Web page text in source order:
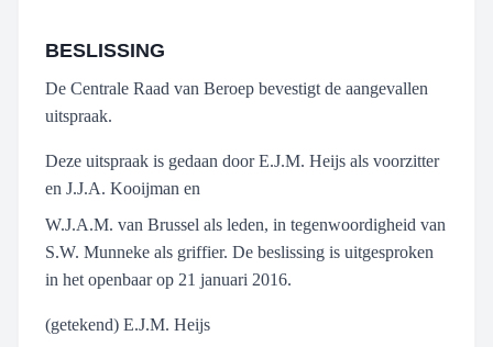
BESLISSING
De Centrale Raad van Beroep bevestigt de aangevallen
uitspraak.
Deze uitspraak is gedaan door E.J.M. Heijs als voorzitter
en J.J.A. Kooijman en
W.J.A.M. van Brussel als leden, in tegenwoordigheid van
S.W. Munneke als griffier. De beslissing is uitgesproken
in het openbaar op 21 januari 2016.
(getekend) E.J.M. Heijs